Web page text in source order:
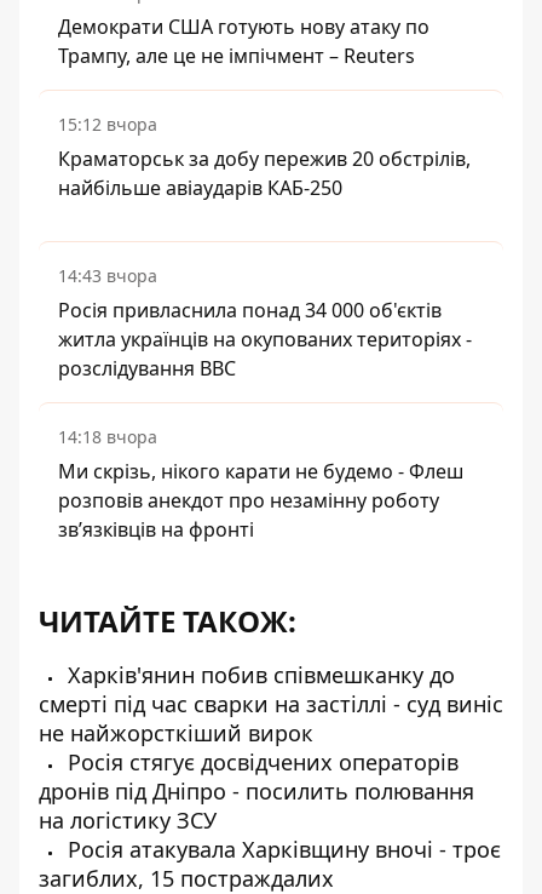
Демократи США готують нову атаку по
Трампу, але це не імпічмент – Reuters
15:12 вчора
Краматорськ за добу пережив 20 обстрілів,
найбільше авіаударів КАБ-250
14:43 вчора
Росія привласнила понад 34 000 об'єктів
житла українців на окупованих територіях -
розслідування BBC
14:18 вчора
Ми скрізь, нікого карати не будемо - Флеш
розповів анекдот про незамінну роботу
зв’язківців на фронті
ЧИТАЙТЕ ТАКОЖ:
Харків'янин побив співмешканку до
смерті під час сварки на застіллі - суд виніс
не найжорсткіший вирок
Росія стягує досвідчених операторів
дронів під Дніпро - посилить полювання
на логістику ЗСУ
Росія атакувала Харківщину вночі - троє
загиблих, 15 постраждалих